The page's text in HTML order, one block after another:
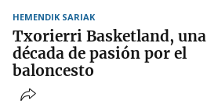
HEMENDIK SARIAK
Txorierri Basketland, una
década de pasión por el
baloncesto